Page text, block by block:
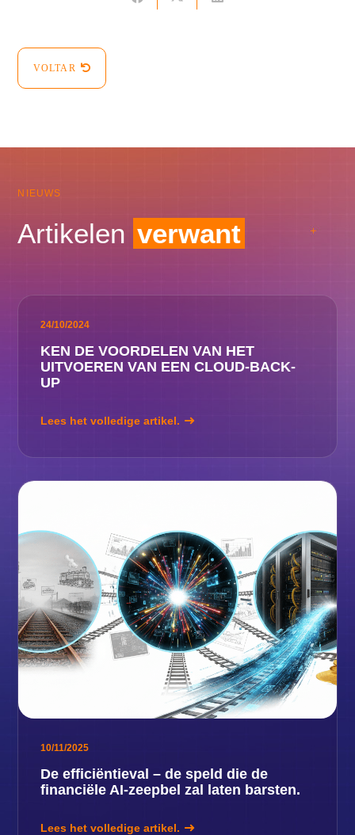
VOLTAR
NIEUWS
Artikelen verwant
24/10/2024
KEN DE VOORDELEN VAN HET
UITVOEREN VAN EEN CLOUD-BACK-
UP
Lees het volledige artikel.
10/11/2025
De efficiëntieval – de speld die de
financiële AI-zeepbel zal laten barsten.
Lees het volledige artikel.